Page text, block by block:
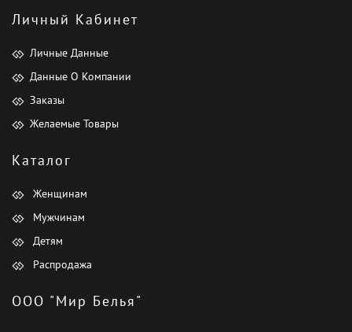
Личный Кабинет
Личные Данные
Данные О Компании
Заказы
Желаемые Товары
Каталог
Женщинам
Мужчинам
Детям
Распродажа
ООО "Мир Белья"